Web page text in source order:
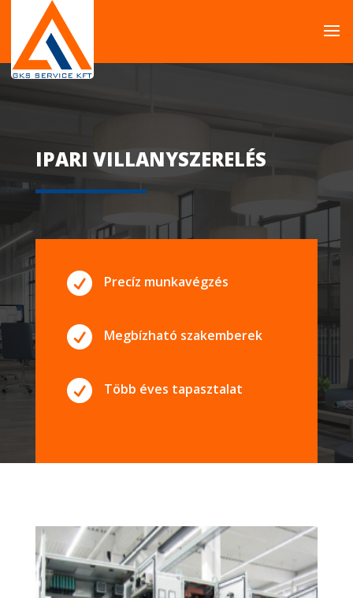
IPARI VILLANYSZERELÉS
 Precíz munkavégzés
 Megbízható szakemberek
 Több éves tapasztalat